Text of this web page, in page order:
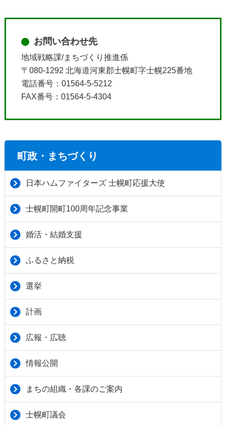
お問い合わせ先
地域戦略課/まちづくり推進係
〒080-1292 北海道河東郡士幌町字士幌225番地
電話番号：01564-5-5212
FAX番号：01564-5-4304
町政・まちづくり
日本ハムファイターズ 士幌町応援大使
士幌町開町100周年記念事業
婚活・結婚支援
ふるさと納税
選挙
計画
広報・広聴
情報公開
まちの組織・各課のご案内
士幌町議会